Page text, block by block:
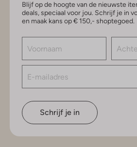
Blijf op de hoogte van de nieuwste
deals, speciaal voor jou. Schrijf je in
en maak kans op € 150,- shoptegoed.
Schrijf je in